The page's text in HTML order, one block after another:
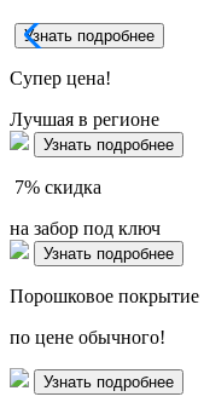
Узнать подробнее
Супер цена!
Лучшая в регионе
Узнать подробнее
7% скидка
на забор под ключ
Узнать подробнее
Порошковое покрытие
по цене обычного!
Узнать подробнее